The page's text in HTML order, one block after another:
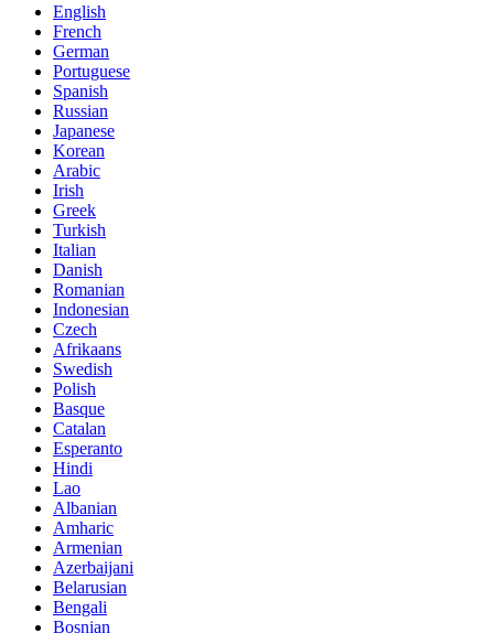
English
French
German
Portuguese
Spanish
Russian
Japanese
Korean
Arabic
Irish
Greek
Turkish
Italian
Danish
Romanian
Indonesian
Czech
Afrikaans
Swedish
Polish
Basque
Catalan
Esperanto
Hindi
Lao
Albanian
Amharic
Armenian
Azerbaijani
Belarusian
Bengali
Bosnian